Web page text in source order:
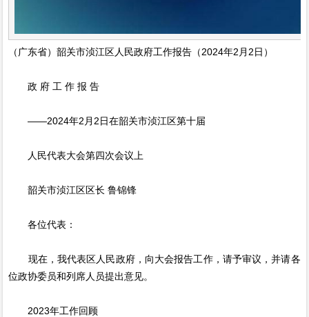
（广东省）韶关市浈江区人民政府工作报告（2024年2月2日）
政 府 工 作 报 告
——2024年2月2日在韶关市浈江区第十届
人民代表大会第四次会议上
韶关市浈江区区长 鲁锦锋
各位代表：
现在，我代表区人民政府，向大会报告工作，请予审议，并请各
位政协委员和列席人员提出意见。
2023年工作回顾